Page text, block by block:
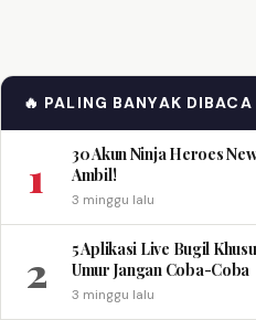
🔥 PALING BANYAK DIBACA
1
30 Akun Ninja Heroes
Ambil!
3 minggu lalu
2
5 Aplikasi Live Bugil
Umur Jangan Coba-Coba
3 minggu lalu